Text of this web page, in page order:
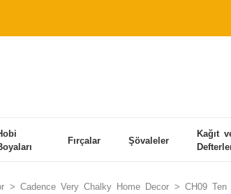
Fırçalar Şövaleler
Kağıt
Cadence Very Chalky Home Decor CH09 Ten